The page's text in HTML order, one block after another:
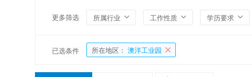
更多筛选 所属行业 工作性质 学历要求
已选条件 所在地区： 澳洋工业园